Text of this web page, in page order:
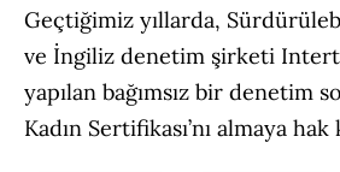
Geçtiğimiz yıllarda,
ve İngiliz denetim şirketi
yapılan bağımsız bir denetim
Kadın Sertifikası’nı almaya hak